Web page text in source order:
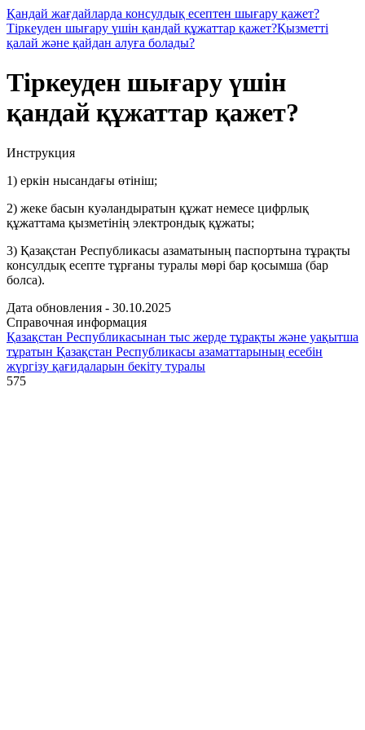
Қандай жағдайларда консулдық есептен шығару қажет?
Тіркеуден шығару үшін қандай құжаттар қажет?Қызметті
қалай және қайдан алуға болады?
Тіркеуден шығару үшін
қандай құжаттар қажет?
Инструкция
1) еркін нысандағы өтініш;
2) жеке басын куәландыратын құжат немесе цифрлық
құжаттама қызметінің электрондық құжаты;
3) Қазақстан Республикасы азаматының паспортына тұрақты
консулдық есепте тұрғаны туралы мөрі бар қосымша (бар
болса).
Дата обновления - 30.10.2025
Справочная информация
Қазақстан Республикасынан тыс жерде тұрақты және уақытша
тұратын Қазақстан Республикасы азаматтарының есебін
жүргізу қағидаларын бекіту туралы
575